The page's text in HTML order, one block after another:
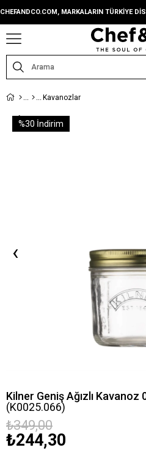
CHEFANDCO.COM, MARKALARIN TÜRKIYE
Kavanozlar
‹
%30 İndirim
Kilner Geniş Ağızlı Kavanoz
(K0025.066)
₺349,00
₺244,30